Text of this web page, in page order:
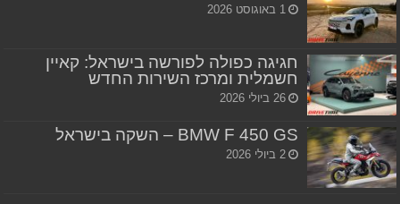
1 באוגוסט 2026
חגיגה כפולה לפורשה בישראל: קאיין
חשמלית ומרכז השירות החדש
26 ביולי 2026
BMW F 450 GS – השקה בישראל
2 ביולי 2026